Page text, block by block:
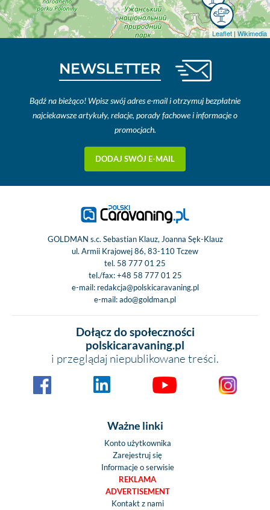
Leaflet | Wikimedia
NEWSLETTER
Bądź na bieżąco! Wpisz swój adres e-mail i otrzymuj bezpłatnie
najciekawsze artykuły, relacje, porady fachowe i informacje o
promocjach.
DODAJ SWÓJ E-MAIL
GOLDMAN s.c. Sebastian Klauz, Joanna Sęk-Klauz
ul. Armii Krajowej 86, 83-110 Tczew
tel. 58 777 01 25
tel./fax:+48 58 777 01 25
e-mail: redakcja@polskicaravaning.pl
e-mail:ado@goldman.pl
Dołącz do społeczności
polskicaravaning.pl
i przeglądaj niepublikowane treści.
Ważne linki
Konto użytkownika
Zarejestruj się
Informacje o serwisie
REKLAMA
ADVERTISEMENT
Kontakt z nami